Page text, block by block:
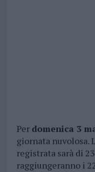
Per domenica 3
giornata nuvolosa.
registrata sarà di
raggiungeranno i